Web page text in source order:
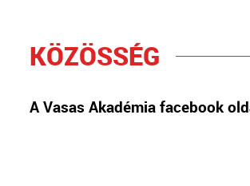
KÖZÖSSÉG
A Vasas Akadémia facebook